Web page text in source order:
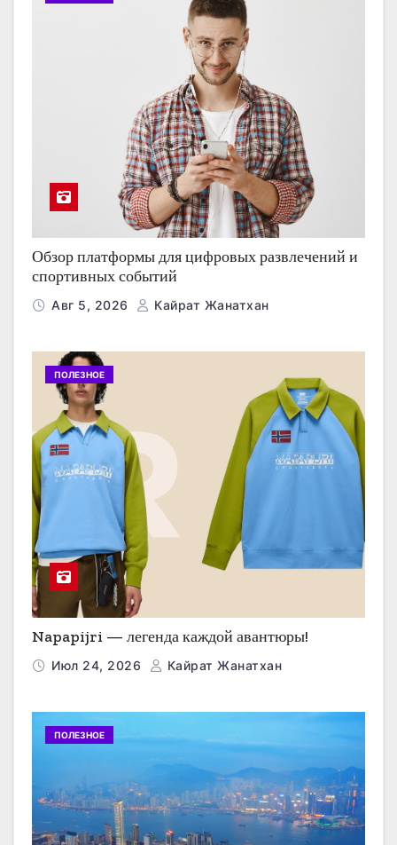
Обзор платформы для цифровых развлечений и
спортивных событий
Авг 5, 2026 Кайрат Жанатхан
ПОЛЕЗНОЕ
Napapijri — легенда каждой авантюры!
Июл 24, 2026 Кайрат Жанатхан
ПОЛЕЗНОЕ